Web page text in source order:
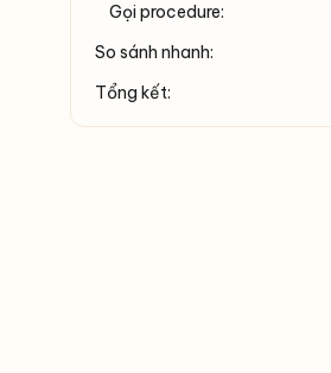
Gọi procedure:
So sánh nhanh:
Tổng kết: